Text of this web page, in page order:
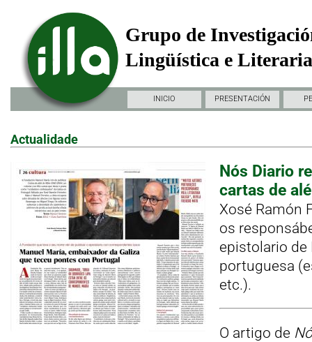
Grupo de
Lingüística e
INICIO PRESENTACIÓN
Actualidade
Nós Diario
cartas de
Xosé Ramón
os
epistolario
portuguesa
etc.).
O artigo de